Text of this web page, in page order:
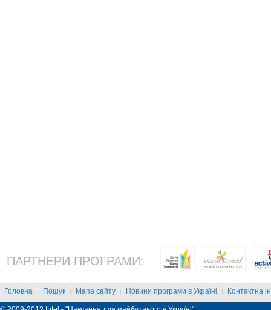
ПАРТНЕРИ ПРОГРАМИ:
Головна | Пошук | Мапа сайту | Новини програми в Україні | Контактна